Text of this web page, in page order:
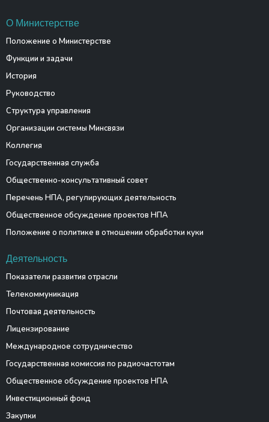
О Министерстве
Положение о Министерстве
Функции и задачи
История
Руководство
Структура управления
Организации системы Минсвязи
Коллегия
Государственная служба
Общественно-консультативный совет
Перечень НПА, регулирующих деятельность
Общественное обсуждение проектов НПА
Положение о политике в отношении обработки куки
Деятельность
Показатели развития отрасли
Телекоммуникация
Почтовая деятельность
Лицензирование
Международное сотрудничество
Государственная комиссия по радиочастотам
Общественное обсуждение проектов НПА
Инвестиционный фонд
Закупки